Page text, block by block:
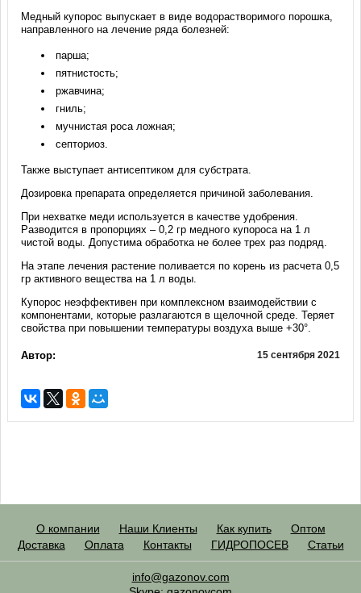
Медный купорос выпускает в виде водорастворимого порошка,
направленного на лечение ряда болезней:
парша;
пятнистость;
ржавчина;
гниль;
мучнистая роса ложная;
септориоз.
Также выступает антисептиком для субстрата.
Дозировка препарата определяется причиной заболевания.
При нехватке меди используется в качестве удобрения.
Разводится в пропорциях – 0,2 гр медного купороса на 1 л
чистой воды. Допустима обработка не более трех раз подряд.
На этапе лечения растение поливается по корень из расчета 0,5
гр активного вещества на 1 л воды.
Купорос неэффективен при комплексном взаимодействии с
компонентами, которые разлагаются в щелочной среде. Теряет
свойства при повышении температуры воздуха выше +30°.
15 сентября 2021
Автор:
О компании Наши Клиенты Как купить
Оптом
Доставка
Оплата Контакты ГИДРОПОСЕВ Статьи
info@gazonov.com